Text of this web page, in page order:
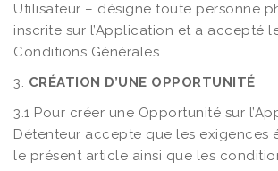
Utilisateur – désigne toute personne
inscrite sur l’Application et a accepté
Conditions Générales.
3. CRÉATION D’UNE OPPORTUNITÉ
3.1 Pour créer une Opportunité sur
Détenteur accepte que les exigences
le présent article ainsi que les